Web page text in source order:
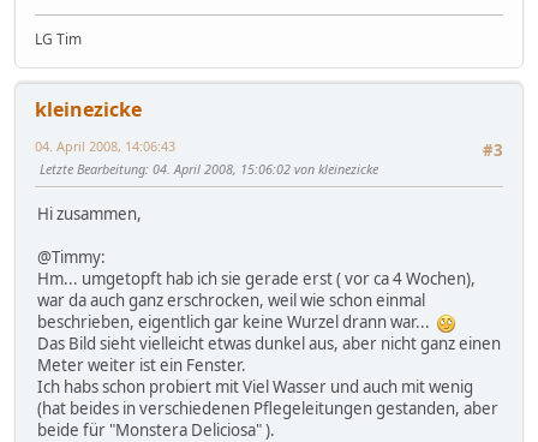
LG Tim
kleinezicke
#3
04. April 2008, 14:06:43
Letzte Bearbeitung: 04. April 2008, 15:06:02 von kleinezicke
Hi zusammen,
@Timmy:
Hm... umgetopft hab ich sie gerade erst ( vor ca 4 Wochen),
war da auch ganz erschrocken, weil wie schon einmal
beschrieben, eigentlich gar keine Wurzel drann war...
Das Bild sieht vielleicht etwas dunkel aus, aber nicht ganz einen
Meter weiter ist ein Fenster.
Ich habs schon probiert mit Viel Wasser und auch mit wenig
(hat beides in verschiedenen Pflegeleitungen gestanden, aber
beide für "Monstera Deliciosa" ).